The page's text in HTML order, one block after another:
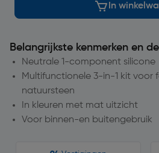
In
Belangrijkste kenmerken en
Neutrale 1-component silicone
Multifunctionele 3-in-1 kit voor
natuursteen
In kleuren met mat uitzicht
Voor binnen-en buitengebruik